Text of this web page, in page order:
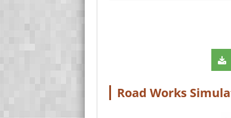
Road Works